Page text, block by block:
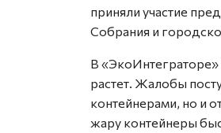
приняли участие
Собрания и
В
растет. Жалобы
контейнерами, но и
жару контейнеры